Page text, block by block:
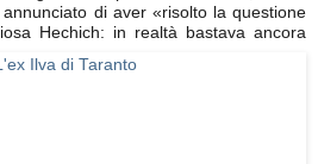
annunciato di aver «risolto la questione
Hechich: in realtà bastava ancora